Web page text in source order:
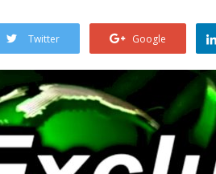
Twitter Google